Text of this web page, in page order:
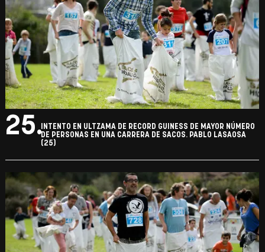
25. INTENTO EN ULTZAMA DE RECORD GUINESS DE MAYOR NÚMERO
DE PERSONAS EN UNA CARRERA DE SACOS. PABLO LASAOSA
(25)